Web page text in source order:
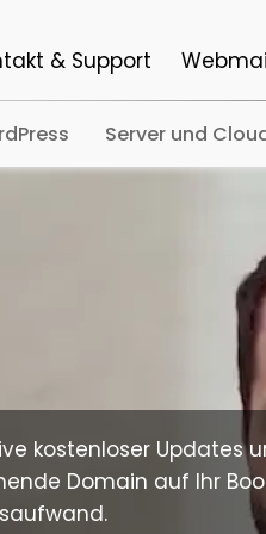
& Support
Server und
kostenloser Updates
Domain auf Ihr